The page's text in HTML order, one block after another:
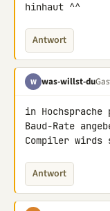
hinhaut ^^
Antwort
W was-willst-du
in Hochsprache
Baud-Rate
Compiler wirds
Antwort